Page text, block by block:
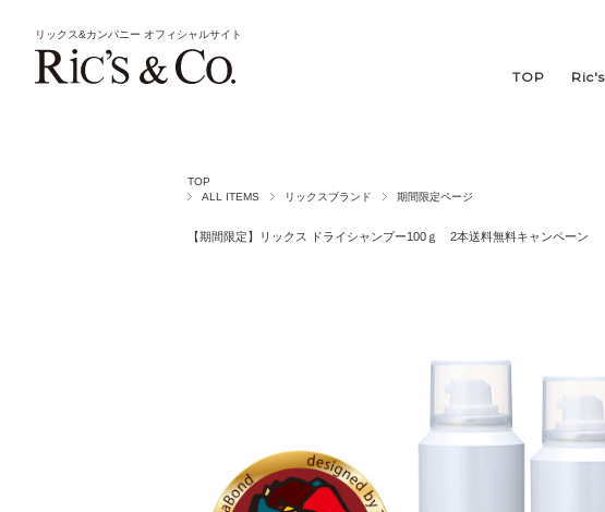
リックス&カンパニー オフィシャルサイト
TOP
TOP
ALL ITEMS
リックスブランド 期間限定ページ
【期間限定】リックス ドライシャンプー100ｇ 2本送料無料キャンペーン